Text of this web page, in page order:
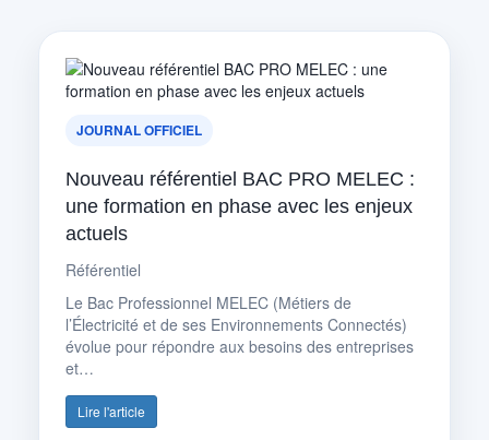
JOURNAL OFFICIEL
Nouveau référentiel BAC PRO MELEC :
une formation en phase avec les enjeux
actuels
Référentiel
Le Bac Professionnel MELEC (Métiers de
l’Électricité et de ses Environnements Connectés)
évolue pour répondre aux besoins des entreprises
et…
Lire l'article